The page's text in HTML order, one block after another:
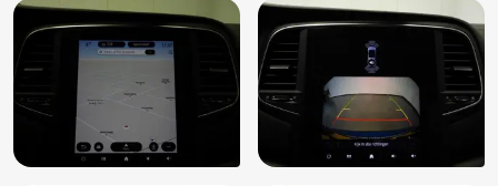
Passagiersstoel in hoogte verstelbaar
Radio
Regensensor
Rijstrooksensor
Rijstrooksensor met correctie
Sfeerverlichting